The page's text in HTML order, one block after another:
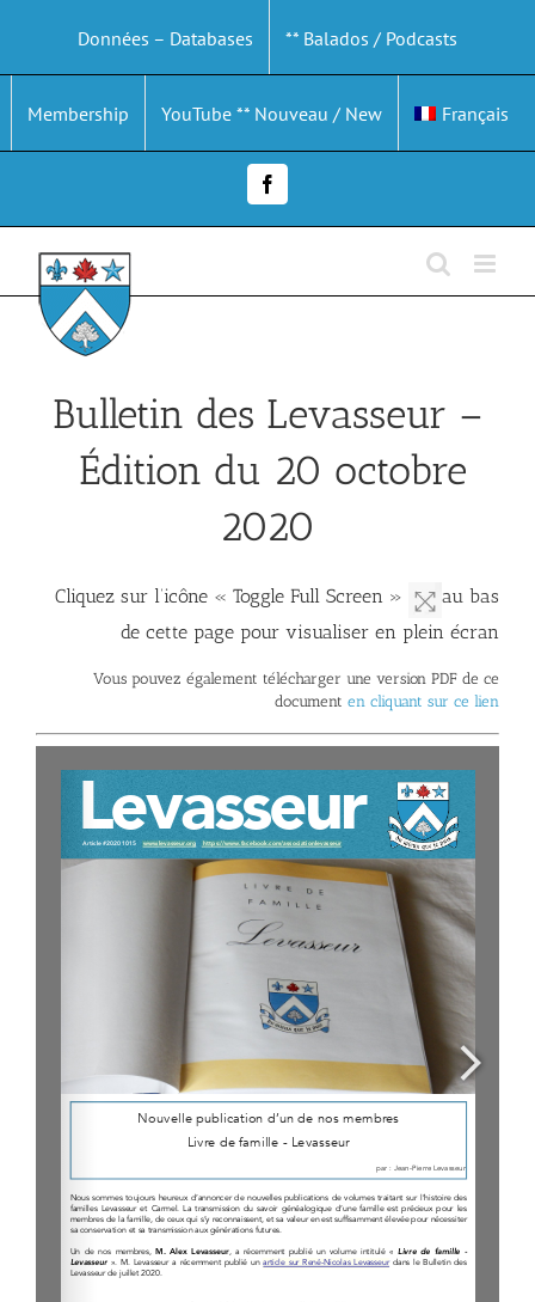
contenu
Données – Databases ** Balados / Podcasts
Membership YouTube ** Nouveau / New Français
Facebook
Bulletin des Levasseur –
Édition du 20 octobre
2020
Cliquez sur l’icône « Toggle Full Screen »
au bas
de cette page pour visualiser en plein écran
Vous pouvez également télécharger une version PDF de ce
document en cliquant sur ce lien
www.levasseur.org https://www.facebook.com/associationlevasseur
webmaster@levasseur.org